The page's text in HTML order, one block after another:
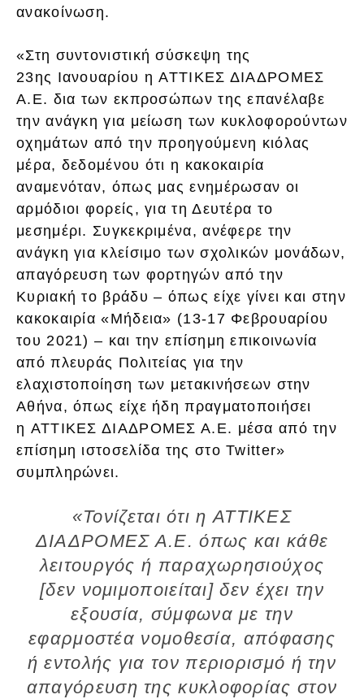
ανακοίνωση.
«Στη συντονιστική σύσκεψη της
23ης Ιανουαρίου η ΑΤΤΙΚΕΣ ΔΙΑΔΡΟΜΕΣ
Α.Ε. δια των εκπροσώπων της επανέλαβε
την ανάγκη για μείωση των κυκλοφορούντων
οχημάτων από την προηγούμενη κιόλας
μέρα, δεδομένου ότι η κακοκαιρία
αναμενόταν, όπως μας ενημέρωσαν οι
αρμόδιοι φορείς, για τη Δευτέρα το
μεσημέρι. Συγκεκριμένα, ανέφερε την
ανάγκη για κλείσιμο των σχολικών μονάδων,
απαγόρευση των φορτηγών από την
Κυριακή το βράδυ – όπως είχε γίνει και στην
κακοκαιρία «Μήδεια» (13-17 Φεβρουαρίου
του 2021) – και την επίσημη επικοινωνία
από πλευράς Πολιτείας για την
ελαχιστοποίηση των μετακινήσεων στην
Αθήνα, όπως είχε ήδη πραγματοποιήσει
η ΑΤΤΙΚΕΣ ΔΙΑΔΡΟΜΕΣ Α.Ε. μέσα από την
επίσημη ιστοσελίδα της στο Twitter»
συμπληρώνει.
«Τονίζεται ότι η ΑΤΤΙΚΕΣ
ΔΙΑΔΡΟΜΕΣ Α.Ε. όπως και κάθε
λειτουργός ή παραχωρησιούχος
[δεν νομιμοποιείται] δεν έχει την
εξουσία, σύμφωνα με την
εφαρμοστέα νομοθεσία, απόφασης
ή εντολής για τον περιορισμό ή την
απαγόρευση της κυκλοφορίας στον